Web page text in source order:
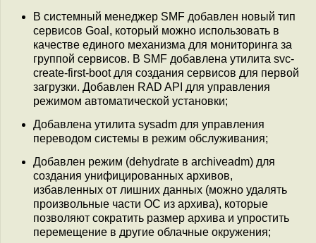
В системный менеджер SMF добавлен новый тип
сервисов Goal, который можно использовать в
качестве единого механизма для мониторинга за
группой сервисов. В SMF добавлена утилита svc-
create-first-boot для создания сервисов для первой
загрузки. Добавлен RAD API для управления
режимом автоматической установки;
Добавлена утилита sysadm для управления
переводом системы в режим обслуживания;
Добавлен режим (dehydrate в archiveadm) для
создания унифицированных архивов,
избавленных от лишних данных (можно удалять
произвольные части ОС из архива), которые
позволяют сократить размер архива и упростить
перемещение в другие облачные окружения;